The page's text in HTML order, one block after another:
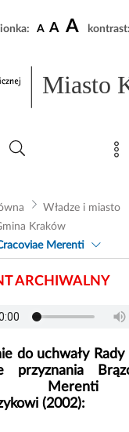
A A A kontrast:
Miasto
Władze i miasto
Kraków
Merenti
ARCHIWALNY
do uchwały
przyznania
Merenti
(2002):